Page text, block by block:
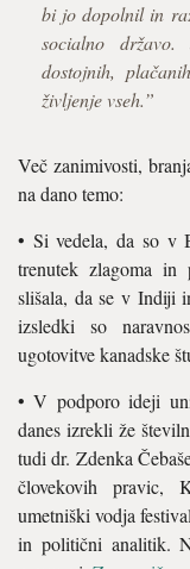
bi jo dopolnil in
socialno
dostojnih,
življenje vseh.”
Več zanimivosti,
na dano temo:
• Si vedela, da so v
trenutek zlagoma in
slišala, da se v Indiji
izsledki so
ugotovitve kanadske
• V podporo ideji
danes izrekli že
tudi dr. Zdenka
človekovih pravic,
umetniški vodja
in politični analitik.